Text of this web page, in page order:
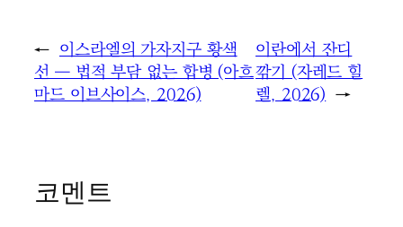
← 이스라엘의 가자지구 황색
선 ― 법적 부담 없는 합병 (아흐
마드 이브사이스, 2026)
이란에서 잔디
깎기 (자레드 힐
렐, 2026) →
코멘트